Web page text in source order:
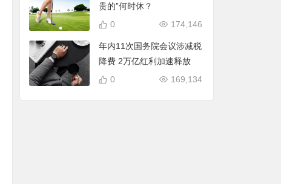
贵的”何时休？
174,146
0
年内11次国务院会议涉减税
降费 2万亿红利加速释放
169,134
0